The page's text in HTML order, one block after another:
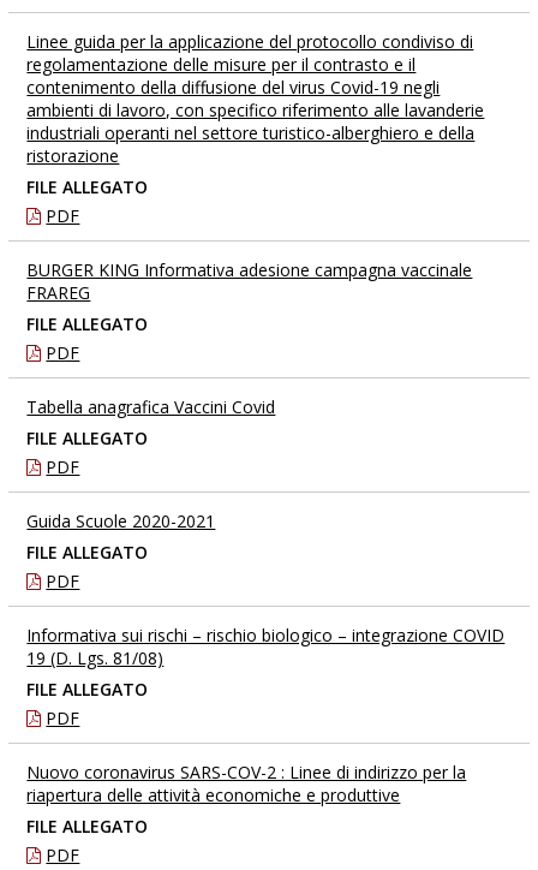
Linee guida per la applicazione del protocollo condiviso di
regolamentazione delle misure per il contrasto e il
contenimento della diffusione del virus Covid-19 negli
ambienti di lavoro, con specifico riferimento alle lavanderie
industriali operanti nel settore turistico-alberghiero e della
ristorazione
FILE ALLEGATO
PDF
BURGER KING Informativa adesione campagna vaccinale
FRAREG
FILE ALLEGATO
PDF
Tabella anagrafica Vaccini Covid
FILE ALLEGATO
PDF
Guida Scuole 2020-2021
FILE ALLEGATO
PDF
Informativa sui rischi – rischio biologico – integrazione COVID
19 (D. Lgs. 81/08)
FILE ALLEGATO
PDF
Nuovo coronavirus SARS-COV-2 : Linee di indirizzo per la
riapertura delle attività economiche e produttive
FILE ALLEGATO
PDF